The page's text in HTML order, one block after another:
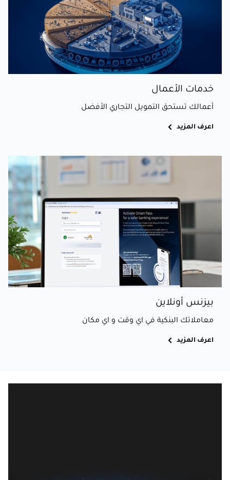
خدمات الأعمال
أعمالك تستحق التمويل التجاري الأفضل
اعرف المزيد
بيزنس أونلاين
معاملاتك البنكية في اي وقت و اي مكان
اعرف المزيد